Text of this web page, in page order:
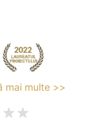
mai multe >>